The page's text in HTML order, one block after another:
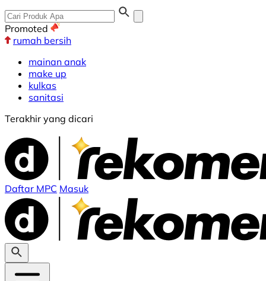
Promoted
rumah bersih
mainan anak
make up
kulkas
sanitasi
Terakhir yang dicari
Daftar MPC Masuk